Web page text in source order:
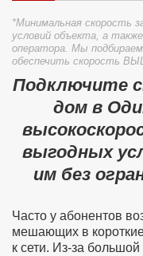
*Минимальная скорость
условий объекта, а
оператора. Мы
обеспечить скорость
Подключите
дом в
выгодных
им без
Часто у абонентов
мешающих в
к сети. Из-за большой